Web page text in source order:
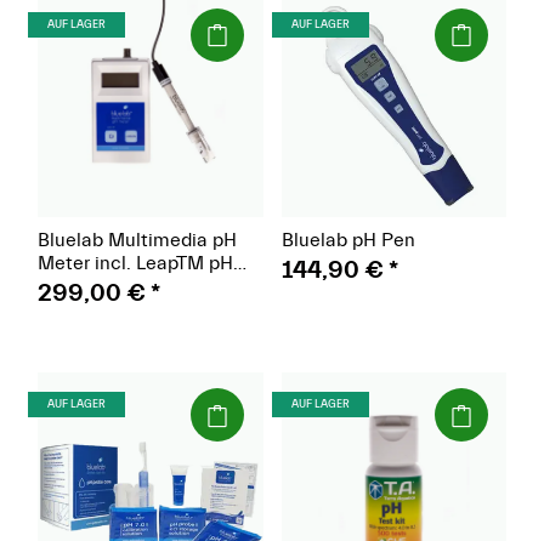
AUF LAGER (Paket)
Bluelab Multimedia pH
Meter incl. LeapTM pH
Sonde
299,00 € *
AUF LAGER (Paket)
Bluelab pH Pen
144,90 € *
AUF LAGER (Paket) AUF LAGER (Paket)